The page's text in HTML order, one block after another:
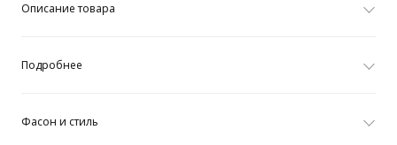
Описание товара
Подробнее
Фасон и стиль